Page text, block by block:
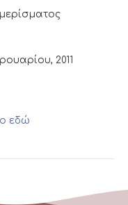
2011
εδώ